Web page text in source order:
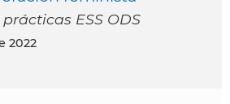
ESS ODS
2022